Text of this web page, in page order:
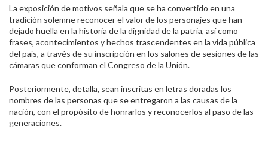
La exposición de motivos señala que se ha convertido en una
tradición solemne reconocer el valor de los personajes que han
dejado huella en la historia de la dignidad de la patria, así como
frases, acontecimientos y hechos trascendentes en la vida pública
del país, a través de su inscripción en los salones de sesiones de las
cámaras que conforman el Congreso de la Unión.
Posteriormente, detalla, sean inscritas en letras doradas los
nombres de las personas que se entregaron a las causas de la
nación, con el propósito de honrarlos y reconocerlos al paso de las
generaciones.